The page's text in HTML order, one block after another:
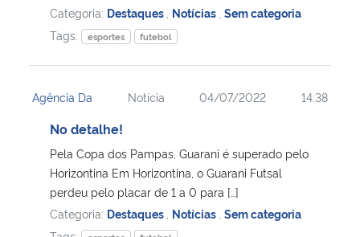
Categoria: Destaques Notícias Sem categoria
Tags:
esportes futebol
Agência Da Notícia 04/07/2022 14:38
No detalhe!
Pela Copa dos Pampas, Guarani é superado pelo
Horizontina Em Horizontina, o Guarani Futsal
perdeu pelo placar de 1 a 0 para […]
Categoria: Destaques Notícias Sem categoria